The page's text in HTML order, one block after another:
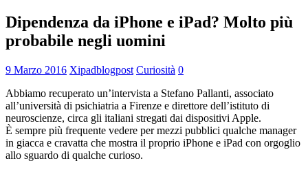
Dipendenza da iPhone e iPad? Molto più
probabile negli uomini
9 Marzo 2016 Xipadblogpost Curiosità 0
Abbiamo recuperato un’intervista a Stefano Pallanti, associato
all’università di psichiatria a Firenze e direttore dell’istituto di
neuroscienze, circa gli italiani stregati dai dispositivi Apple.
È sempre più frequente vedere per mezzi pubblici qualche manager
in giacca e cravatta che mostra il proprio iPhone e iPad con orgoglio
allo sguardo di qualche curioso.